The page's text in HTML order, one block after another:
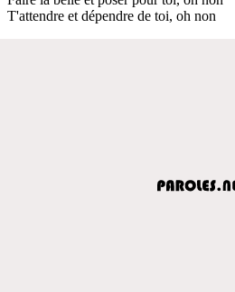
T'attendre et dépendre de toi, oh non